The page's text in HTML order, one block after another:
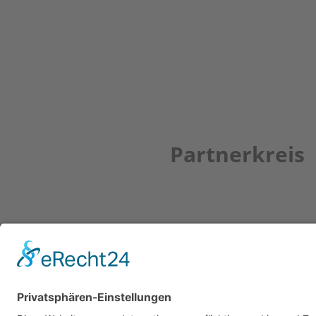
Partnerkreis
Newsletter